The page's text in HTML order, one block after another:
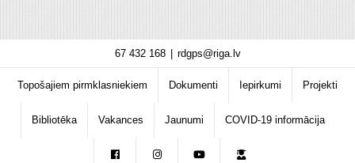
content
67 432 168 rdgps@riga.lv
Topošajiem pirmklasniekiem Dokumenti Iepirkumi Projekti
Bibliotēka Vakances Jaunumi COVID-19 informācija